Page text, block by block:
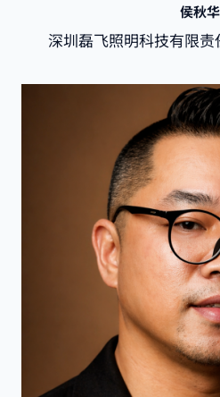
侯秋华
深圳磊飞照明科技有限